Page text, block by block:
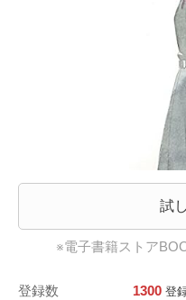
試
※電子書籍ストア
登録数 1300 登